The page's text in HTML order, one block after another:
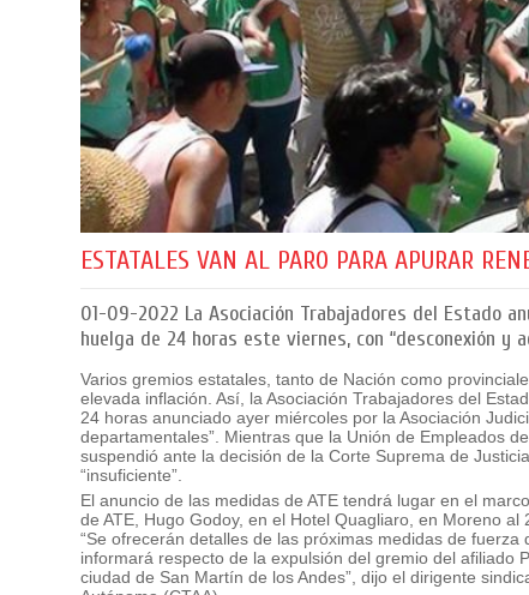
ESTATALES VAN AL PARO PARA APURAR
01-09-2022 La Asociación Trabajadores del Estado
huelga de 24 horas este viernes, con “desconexión y
Varios gremios estatales, tanto de Nación como
elevada inflación. Así, la Asociación Trabajadores del
24 horas anunciado ayer miércoles por la Asociación
departamentales”. Mientras que la Unión de Empleados
suspendió ante la decisión de la Corte Suprema de
“insuficiente”.
El anuncio de las medidas de ATE tendrá lugar en el
de ATE, Hugo Godoy, en el Hotel Quagliaro, en Moreno al
“Se ofrecerán detalles de las próximas medidas de
informará respecto de la expulsión del gremio del afiliado
ciudad de San Martín de los Andes”, dijo el dirigente